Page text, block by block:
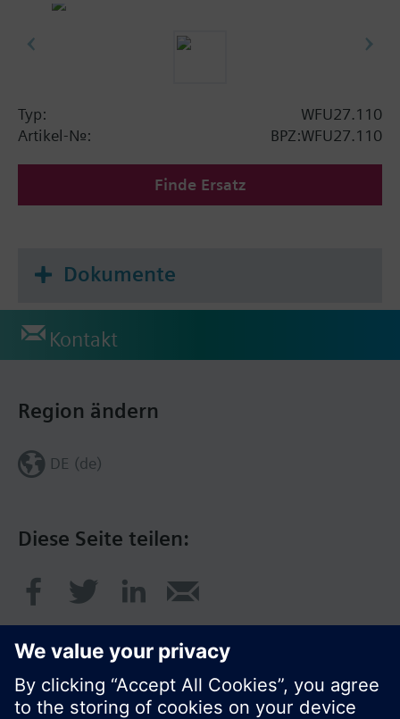
Typ:
WFU27.110
Artikel-Nr.:
BPZ:WFU27.110
Finde Ersatz
Dokumente
Kontakt
Diese Seite teilen:
Region ändern
DE (de)